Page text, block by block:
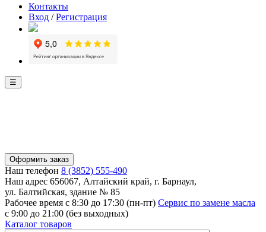
Контакты
Вход /Регистрация
☰
Оформить заказ
Наш телефон 8 (3852) 555-490
Наш адрес 656067, Алтайский край, г. Барнаул,
ул. Балтийская, здание № 85
Рабочее время с 8:30 до 17:30 (пн-пт) Сервис по замене масла
с 9:00 до 21:00 (без выходных)
Каталог товаров